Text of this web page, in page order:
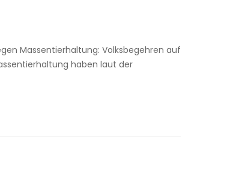
Massentierhaltung: Volksbegehren auf
haben laut der